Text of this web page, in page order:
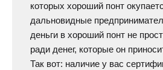
которых хороший понт
дальновидные
деньги в хороший понт не
ради денег, которые он
Так вот: наличие у вас